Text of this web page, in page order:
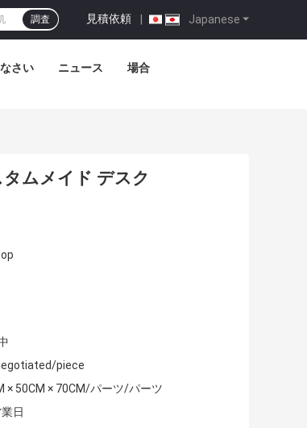
Japanese
見積依頼 |
調査
さい ニュース 場合
ムメイド デスク
piece
× 50CM × 70CM/パーツ/パーツ
日